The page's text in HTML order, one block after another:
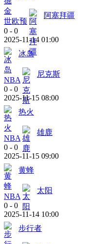
世欧预
阿塞拜疆
0 - 0
2025-11-14 01:00
冰岛
NBA
尼克斯
0 - 0
2025-11-15 08:00
热火
NBA
雄鹿
0 - 0
2025-11-15 09:00
黄蜂
NBA
太阳
0 - 0
2025-11-14 10:00
步行者